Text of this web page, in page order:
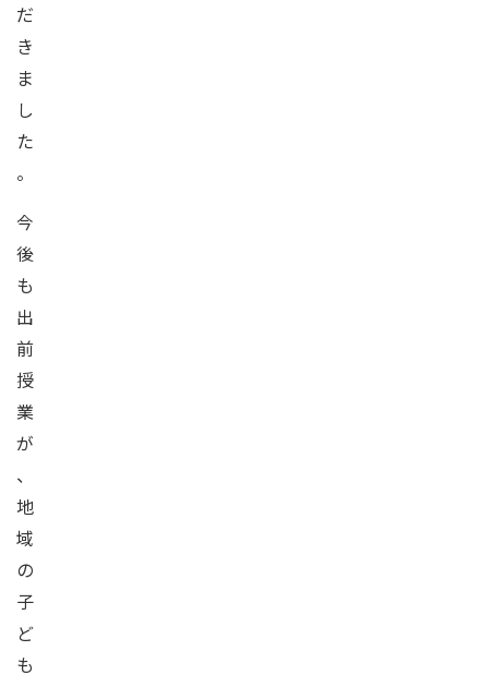
だ
き
ま
し
た
。
今
後
も
出
前
授
業
が
、
地
域
の
子
ど
も